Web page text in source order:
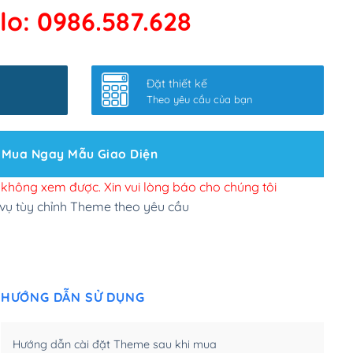
kết google, cập nhật sitemap(+50,000₫)
slider chính (+200,000₫)
site Wordpress(+100,000₫)
đăng web(+300,000₫)
tuỳ chọn (+2,000,000₫)
(+450,000₫)
0986.587.628
Đặt thiết kế
Theo yêu cầu của bạn
Mua Ngay Mẫu Giao Diện
xem được. Xin vui lòng báo cho chúng tôi
tùy chỉnh Theme theo yêu cầu
HƯỚNG DẪN SỬ DỤNG
Hướng dẫn cài đặt Theme sau khi mua